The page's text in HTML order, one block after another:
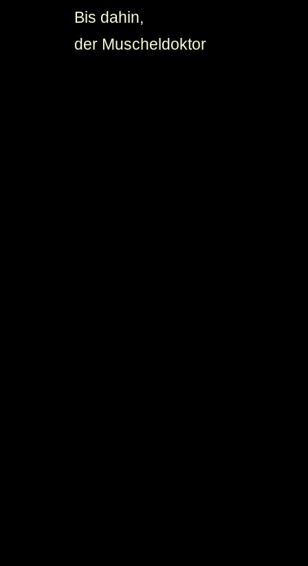
Bis dahin,
der Muscheldoktor